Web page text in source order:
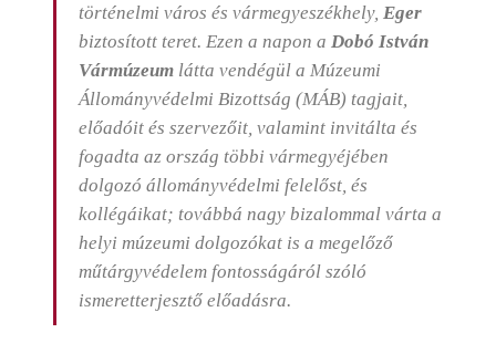
történelmi város és vármegyeszékhely, Eger
biztosított teret. Ezen a napon a Dobó István
Vármúzeum látta vendégül a Múzeumi
Állományvédelmi Bizottság (MÁB) tagjait,
előadóit és szervezőit, valamint invitálta és
fogadta az ország többi vármegyéjében
dolgozó állományvédelmi felelőst, és
kollégáikat; továbbá nagy bizalommal várta a
helyi múzeumi dolgozókat is a megelőző
műtárgyvédelem fontosságáról szóló
ismeretterjesztő előadásra.